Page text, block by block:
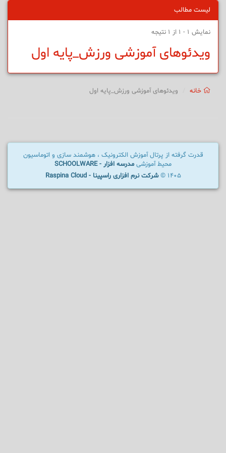
لیست مطالب
نمایش 1 - 1 از 1 نتیجه
ویدئوهای آموزشی ورزش_پایه اول
خانه ویدئوهای آموزشی ورزش_پایه اول
قدرت گرفته از پرتال آموزش الکترونیک ، هوشمند سازی و اتوماسیون
محیط آموزشیمدرسه افزار - SCHOOLWARE
1405 ©
شرکت نرم افزاری راسپینا - Raspina Cloud